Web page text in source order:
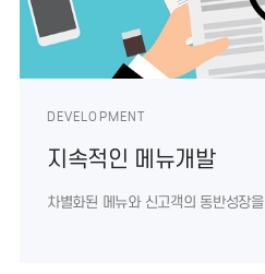
DEVELOPMENT
지속적인 메뉴개발
차별화된 메뉴와 신고객의 동반성장을